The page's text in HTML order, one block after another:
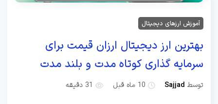
آموزش ارزهای دیجیتال
بهترین ارز دیجیتال ارزان قیمت برای
سرمایه گذاری کوتاه مدت و بلند مدت
توسط Sajjad 10 ماه قبل 31 دقیقه